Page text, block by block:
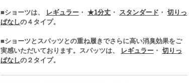
■ショーツは、 レギュラー ・ ★1分丈 ・ スタンダード ・ 切りっ
ぱなしの４タイプ。
■ショーツとスパッツとの重ね履きでさらに高い消臭効果をご
実感いただいております。スパッツは、
レギュラー ・ 切りっ
ぱなしの２タイプ。